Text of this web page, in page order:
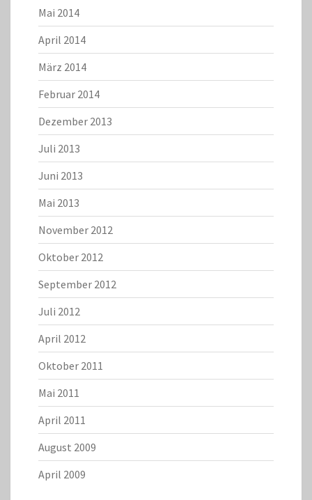
Mai 2014
April 2014
März 2014
Februar 2014
Dezember 2013
Juli 2013
Juni 2013
Mai 2013
November 2012
Oktober 2012
September 2012
Juli 2012
April 2012
Oktober 2011
Mai 2011
April 2011
August 2009
April 2009